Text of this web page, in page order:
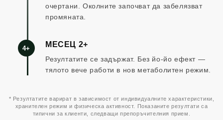
очертани. Околните започват да забелязват
промяната.
4+ МЕСЕЦ 2+
Резултатите се задържат. Без йо-йо ефект —
тялото вече работи в нов метаболитен режим.
* Резултатите варират в зависимост от индивидуалните характеристики,
хранителен режим и физическа активност. Показаните резултати са
типични за клиенти, следващи препоръчителния прием.